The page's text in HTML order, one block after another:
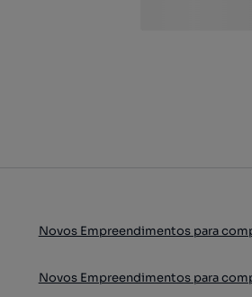
Novos Empreendimentos para
Novos Empreendimentos para